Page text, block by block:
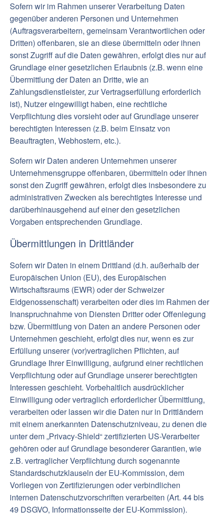
Sofern wir im Rahmen unserer Verarbeitung Daten
gegenüber anderen Personen und Unternehmen
(Auftragsverarbeitern, gemeinsam Verantwortlichen oder
Dritten) offenbaren, sie an diese übermitteln oder ihnen
sonst Zugriff auf die Daten gewähren, erfolgt dies nur auf
Grundlage einer gesetzlichen Erlaubnis (z.B. wenn eine
Übermittlung der Daten an Dritte, wie an
Zahlungsdienstleister, zur Vertragserfüllung erforderlich
ist), Nutzer eingewilligt haben, eine rechtliche
Verpflichtung dies vorsieht oder auf Grundlage unserer
berechtigten Interessen (z.B. beim Einsatz von
Beauftragten, Webhostern, etc.).
Sofern wir Daten anderen Unternehmen unserer
Unternehmensgruppe offenbaren, übermitteln oder ihnen
sonst den Zugriff gewähren, erfolgt dies insbesondere zu
administrativen Zwecken als berechtigtes Interesse und
darüberhinausgehend auf einer den gesetzlichen
Vorgaben entsprechenden Grundlage.
Übermittlungen in Drittländer
Sofern wir Daten in einem Drittland (d.h. außerhalb der
Europäischen Union (EU), des Europäischen
Wirtschaftsraums (EWR) oder der Schweizer
Eidgenossenschaft) verarbeiten oder dies im Rahmen der
Inanspruchnahme von Diensten Dritter oder Offenlegung
bzw. Übermittlung von Daten an andere Personen oder
Unternehmen geschieht, erfolgt dies nur, wenn es zur
Erfüllung unserer (vor)vertraglichen Pflichten, auf
Grundlage Ihrer Einwilligung, aufgrund einer rechtlichen
Verpflichtung oder auf Grundlage unserer berechtigten
Interessen geschieht. Vorbehaltlich ausdrücklicher
Einwilligung oder vertraglich erforderlicher Übermittlung,
verarbeiten oder lassen wir die Daten nur in Drittländern
mit einem anerkannten Datenschutzniveau, zu denen die
unter dem „Privacy-Shield“ zertifizierten US-Verarbeiter
gehören oder auf Grundlage besonderer Garantien, wie
z.B. vertraglicher Verpflichtung durch sogenannte
Standardschutzklauseln der EU-Kommission, dem
Vorliegen von Zertifizierungen oder verbindlichen
internen Datenschutzvorschriften verarbeiten (Art. 44 bis
49 DSGVO, Informationsseite der EU-Kommission).